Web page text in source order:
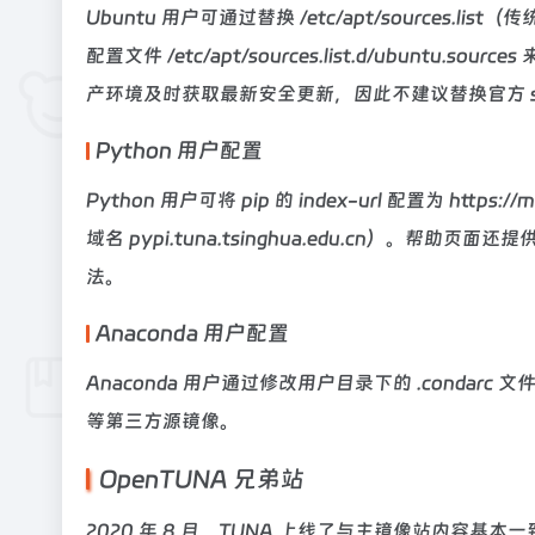
Ubuntu 用户可通过替换 /etc/apt/sources.list（传
配置文件 /etc/apt/sources.list.d/ubuntu.sources
产环境及时获取最新安全更新，因此不建议替换官
Python 用户配置
Python 用户可将 pip 的 index-url 配置为 https://
域名 pypi.tuna.tsinghua.edu.cn）。帮助页面还提
法。
Anaconda 用户配置
Anaconda 用户通过修改用户目录下的 .condarc
等第三方源镜像。
OpenTUNA 兄弟站